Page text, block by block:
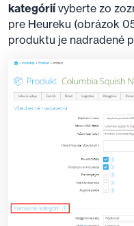
kategóriívyberte zo
pre Heureku (obrázok
produktu je nadradené